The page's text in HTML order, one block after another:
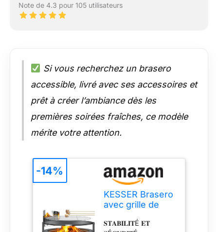
Note de 4.3 pour 105 utilisateurs
Si vous recherchez un brasero
accessible, livré avec ses accessoires et
prêt à créer l’ambiance dès les
premières soirées fraîches, ce modèle
mérite votre attention.
KESSER Brasero
avec grille de
Panier à feu 0,6
𝐒𝐓𝐀𝐁𝐈𝐋𝐈𝐓É 𝐄𝐓
-14%